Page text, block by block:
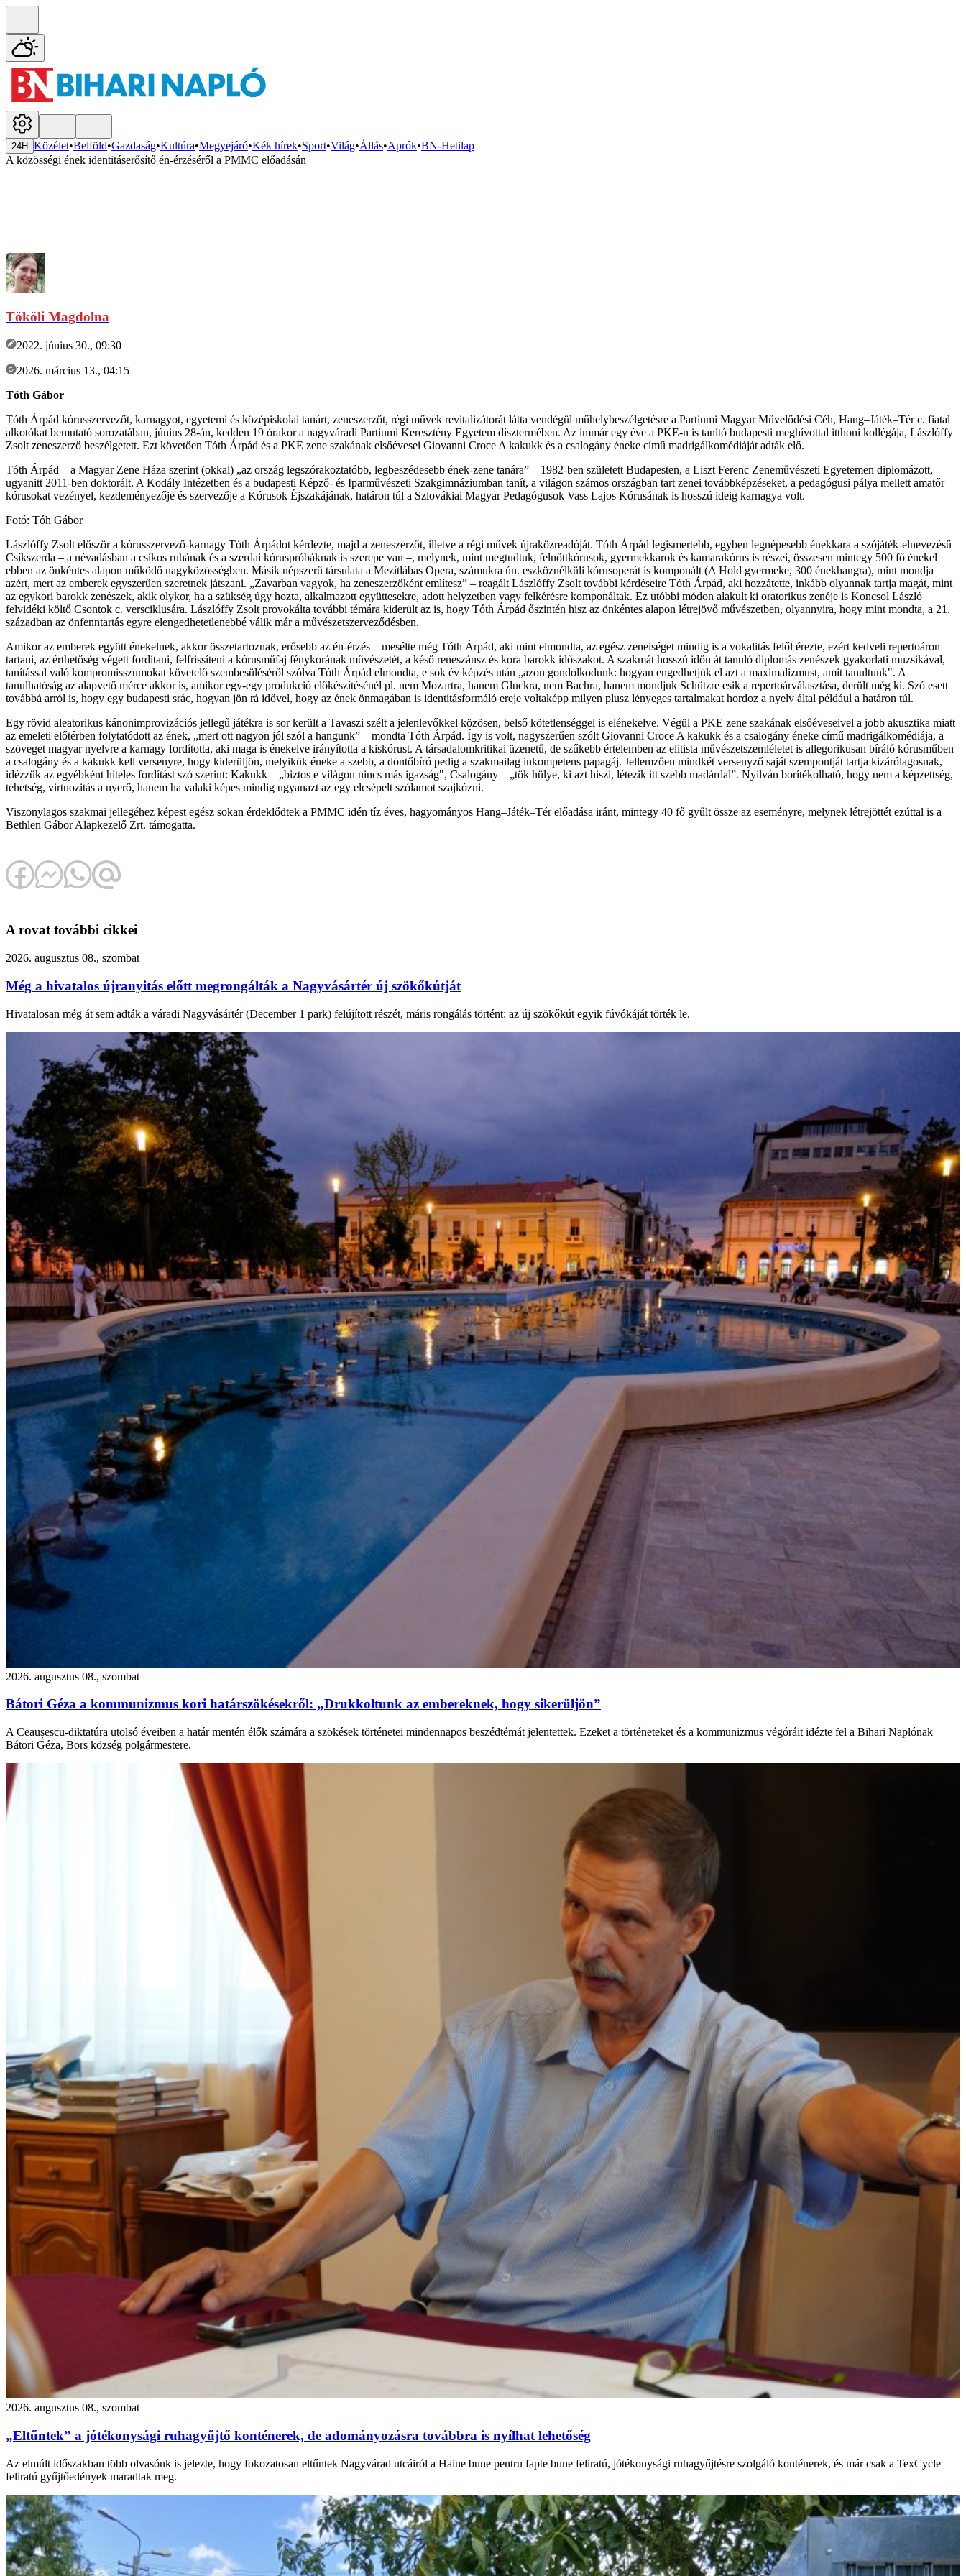
24H Közélet•Belföld•Gazdaság•Kultúra•Megyejáró•Kék hírek•Sport•Világ•Állás•Aprók•BN-Hetilap
A közösségi ének identitáserősítő én-érzéséről a PMMC előadásán
Tököli Magdolna
2022. június 30., 09:30
2026. március 13., 04:15
Tóth Gábor
Tóth Árpád kórusszervezőt, karnagyot, egyetemi és középiskolai tanárt, zeneszerzőt, régi művek revitalizátorát látta vendégül műhelybeszélgetésre a Partiumi Magyar Művelődési Céh, Hang–Játék–Tér c. fiatal
alkotókat bemutató sorozatában, június 28-án, kedden 19 órakor a nagyváradi Partiumi Keresztény Egyetem dísztermében. Az immár egy éve a PKE-n is tanító budapesti meghívottal itthoni kollégája, Lászlóffy
Zsolt zeneszerző beszélgetett. Ezt követően Tóth Árpád és a PKE zene szakának elsőévesei Giovanni Croce A kakukk és a csalogány éneke című madrigálkomédiáját adták elő.
Tóth Árpád – a Magyar Zene Háza szerint (okkal) „az ország legszórakoztatóbb, legbeszédesebb ének-zene tanára” – 1982-ben született Budapesten, a Liszt Ferenc Zeneművészeti Egyetemen diplomázott,
ugyanitt 2011-ben doktorált. A Kodály Intézetben és a budapesti Képző- és Iparművészeti Szakgimnáziumban tanít, a világon számos országban tart zenei továbbképzéseket, a pedagógusi pálya mellett amatőr
kórusokat vezényel, kezdeményezője és szervezője a Kórusok Éjszakájának, határon túl a Szlovákiai Magyar Pedagógusok Vass Lajos Kórusának is hosszú ideig karnagya volt.
Fotó: Tóh Gábor
Lászlóffy Zsolt először a kórusszervező-karnagy Tóth Árpádot kérdezte, majd a zeneszerzőt, illetve a régi művek újraközreadóját. Tóth Árpád legismertebb, egyben legnépesebb énekkara a szójáték-elnevezésű
Csíkszerda – a névadásban a csíkos ruhának és a szerdai kóruspróbáknak is szerepe van –, melynek, mint megtudtuk, felnőttkórusok, gyermekkarok és kamarakórus is részei, összesen mintegy 500 fő énekel
ebben az önkéntes alapon működő nagyközösségben. Másik népszerű társulata a Mezítlábas Opera, számukra ún. eszköznélküli kórusoperát is komponált (A Hold gyermeke, 300 énekhangra), mint mondja
azért, mert az emberek egyszerűen szeretnek játszani. „Zavarban vagyok, ha zeneszerzőként említesz” – reagált Lászlóffy Zsolt további kérdéseire Tóth Árpád, aki hozzátette, inkább olyannak tartja magát, mint
az egykori barokk zenészek, akik olykor, ha a szükség úgy hozta, alkalmazott együttesekre, adott helyzetben vagy felkérésre komponáltak. Ez utóbbi módon alakult ki oratorikus zenéje is Koncsol László
felvidéki költő Csontok c. versciklusára. Lászlóffy Zsolt provokálta további témára kiderült az is, hogy Tóth Árpád őszintén hisz az önkéntes alapon létrejövő művészetben, olyannyira, hogy mint mondta, a 21.
században az önfenntartás egyre elengedhetetlenebbé válik már a művészetszerveződésben.
Amikor az emberek együtt énekelnek, akkor összetartoznak, erősebb az én-érzés – mesélte még Tóth Árpád, aki mint elmondta, az egész zeneiséget mindig is a vokalitás felől érezte, ezért kedveli repertoáron
tartani, az érthetőség végett fordítani, felfrissíteni a kórusműfaj fénykorának művészetét, a késő reneszánsz és kora barokk időszakot. A szakmát hosszú időn át tanuló diplomás zenészek gyakorlati muzsikával,
tanítással való kompromisszumokat követelő szembesüléséről szólva Tóth Árpád elmondta, e sok év képzés után „azon gondolkodunk: hogyan engedhetjük el azt a maximalizmust, amit tanultunk". A
tanulhatóság az alapvető mérce akkor is, amikor egy-egy produkció előkészítésénél pl. nem Mozartra, hanem Gluckra, nem Bachra, hanem mondjuk Schützre esik a repertoárválasztása, derült még ki. Szó esett
továbbá arról is, hogy egy budapesti srác, hogyan jön rá idővel, hogy az ének önmagában is identitásformáló ereje voltaképp milyen plusz lényeges tartalmakat hordoz a nyelv által például a határon túl.
Egy rövid aleatorikus kánonimprovizációs jellegű játékra is sor került a Tavaszi szélt a jelenlevőkkel közösen, belső kötetlenséggel is elénekelve. Végül a PKE zene szakának elsőéveseivel a jobb akusztika miatt
az emeleti előtérben folytatódott az ének, „mert ott nagyon jól szól a hangunk” – mondta Tóth Árpád. Így is volt, nagyszerűen szólt Giovanni Croce A kakukk és a csalogány éneke című madrigálkomédiája, a
szöveget magyar nyelvre a karnagy fordította, aki maga is énekelve irányította a kiskórust. A társadalomkritikai üzenetű, de szűkebb értelemben az elitista művészetszemléletet is allegorikusan bíráló kórusműben
a csalogány és a kakukk kell versenyre, hogy kiderüljön, melyikük éneke a szebb, a döntőbíró pedig a szakmailag inkompetens papagáj. Jellemzően mindkét versenyző saját szempontját tartja kizárólagosnak,
idézzük az egyébként hiteles fordítást szó szerint: Kakukk – „biztos e világon nincs más igazság", Csalogány – „tök hülye, ki azt hiszi, létezik itt szebb madárdal”. Nyilván borítékolható, hogy nem a képzettség,
tehetség, virtuozitás a nyerő, hanem ha valaki képes mindig ugyanazt az egy elcsépelt szólamot szajkózni.
Viszonylagos szakmai jellegéhez képest egész sokan érdeklődtek a PMMC idén tíz éves, hagyományos Hang–Játék–Tér előadása iránt, mintegy 40 fő gyűlt össze az eseményre, melynek létrejöttét ezúttal is a
Bethlen Gábor Alapkezelő Zrt. támogatta.
A rovat további cikkei
2026. augusztus 08., szombat
Még a hivatalos újranyitás előtt megrongálták a Nagyvásártér új szökőkútját
Hivatalosan még át sem adták a váradi Nagyvásártér (December 1 park) felújított részét, máris rongálás történt: az új szökőkút egyik fúvókáját törték le.
2026. augusztus 08., szombat
Bátori Géza a kommunizmus kori határszökésekről: „Drukkoltunk az embereknek, hogy sikerüljön”
A Ceaușescu-diktatúra utolsó éveiben a határ mentén élők számára a szökések történetei mindennapos beszédtémát jelentettek. Ezeket a történeteket és a kommunizmus végóráit idézte fel a Bihari Naplónak
Bátori Géza, Bors község polgármestere.
2026. augusztus 08., szombat
„Eltűntek” a jótékonysági ruhagyűjtő konténerek, de adományozásra továbbra is nyílhat lehetőség
Az elmúlt időszakban több olvasónk is jelezte, hogy fokozatosan eltűntek Nagyvárad utcáiról a Haine bune pentru fapte bune feliratú, jótékonysági ruhagyűjtésre szolgáló konténerek, és már csak a TexCycle
feliratú gyűjtőedények maradtak meg.